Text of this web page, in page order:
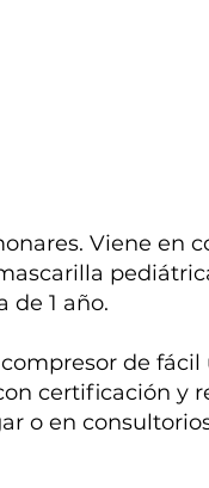
Viene en
de 1 año.
de
certificación y
o en